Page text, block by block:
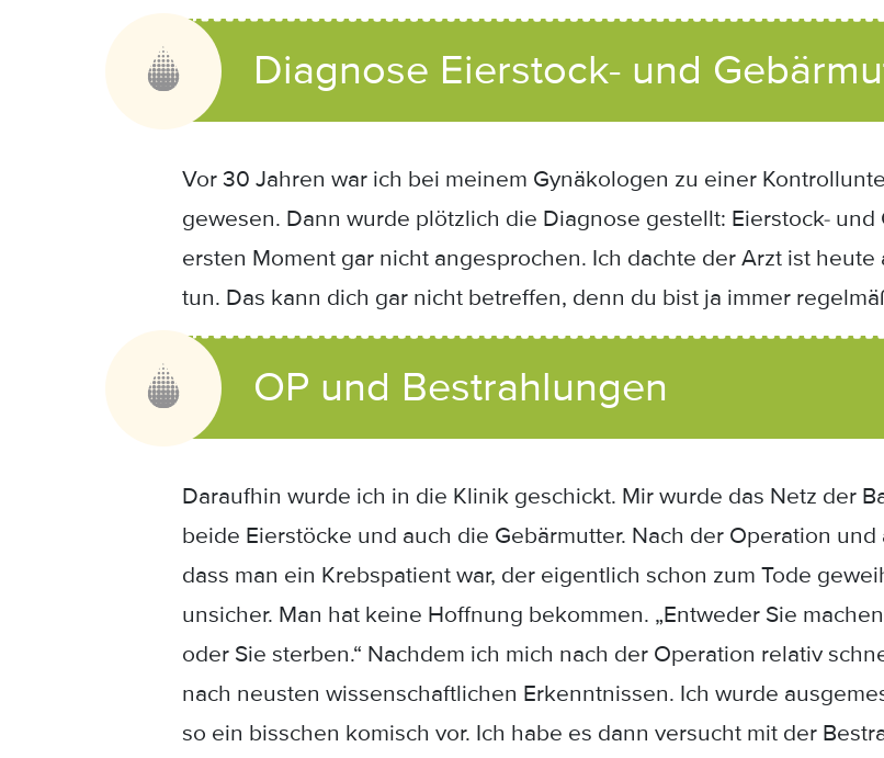
Diagnose Eierstock- und
Vor 30 Jahren war ich bei meinem Gynäkologen zu einer
gewesen. Dann wurde plötzlich die Diagnose gestellt: Eierstock-
ersten Moment gar nicht angesprochen. Ich dachte der Arzt ist
tun. Das kann dich gar nicht betreffen, denn du bist ja immer
OP und Bestrahlungen
Daraufhin wurde ich in die Klinik geschickt. Mir wurde das Netz der
beide Eierstöcke und auch die Gebärmutter. Nach der Operation
dass man ein Krebspatient war, der eigentlich schon zum Tode
unsicher. Man hat keine Hoffnung bekommen. „Entweder Sie
oder Sie sterben.“ Nachdem ich mich nach der Operation relativ
nach neusten wissenschaftlichen Erkenntnissen. Ich wurde
so ein bisschen komisch vor. Ich habe es dann versucht mit der